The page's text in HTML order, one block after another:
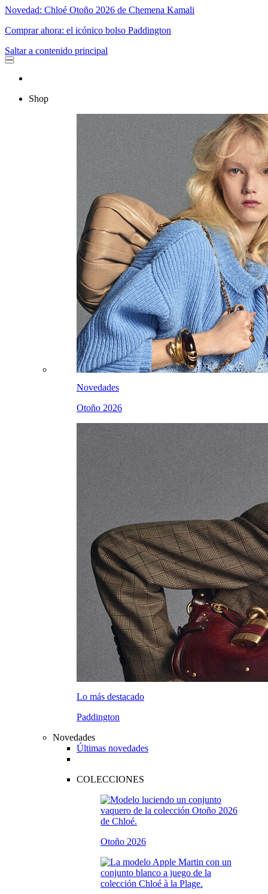
Novedad: Chloé Otoño 2026 de Chemena Kamali
Comprar ahora: el icónico bolso Paddington
Saltar a contenido principal
Shop
Novedades
Otoño 2026
Lo más destacado
Paddington
Novedades
Últimas novedades
COLECCIONES
Otoño 2026